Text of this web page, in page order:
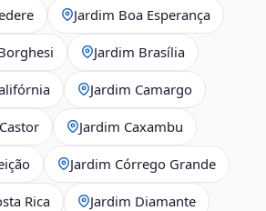
Jardim Boa Esperança
Jardim Brasília
Jardim Camargo
Jardim Caxambu
Jardim Córrego Grande
Rica Jardim Diamante